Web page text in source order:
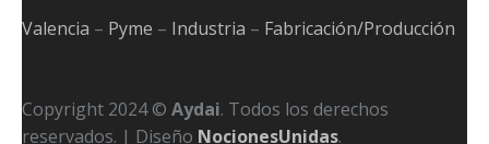
Valencia – Pyme – Industria – Fabricación/Producción
Copyright 2024 © Aydai. Todos los derechos
reservados. | Diseño NocionesUnidas.